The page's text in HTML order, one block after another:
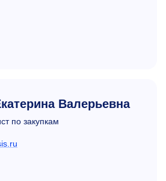
Валерьевна
по закупкам